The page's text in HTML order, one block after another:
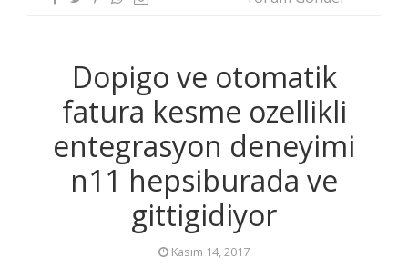
Dopigo ve otomatik
fatura kesme ozellikli
entegrasyon deneyimi
n11 hepsiburada ve
gittigidiyor
Kasım 14, 2017